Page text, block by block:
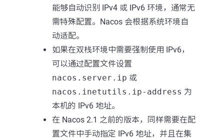
能够自动识别 IPv4 或 IPv6 环境，通常无
需特殊配置。Nacos 会根据系统环境自
动适配。
如果在双栈环境中需要强制使用 IPv6，
可以通过配置文件设置
nacos.server.ip 或
nacos.inetutils.ip-address 为
本机的 IPv6 地址。
在 Nacos 2.1 之前的版本，同样需要在配
置文件中手动指定 IPv6 地址，并且在集